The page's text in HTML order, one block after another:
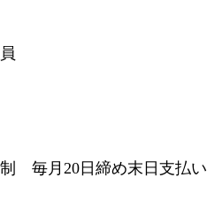
制 毎月20日締め末日支払い